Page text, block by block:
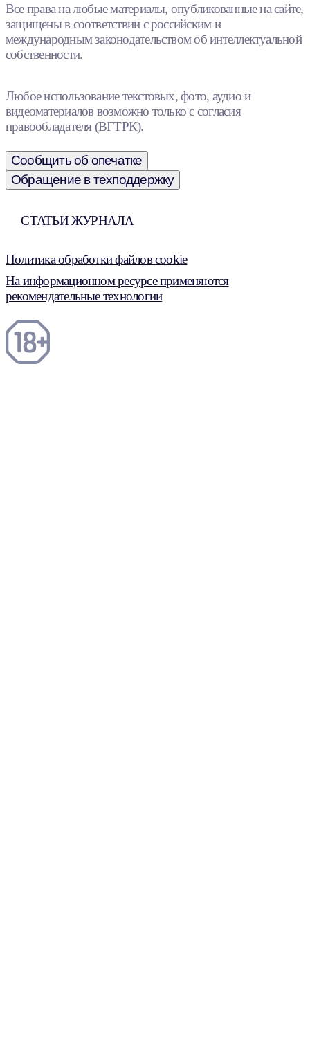
Все права на любые материалы, опубликованные на сайте,
защищены в соответствии с российским и
международным законодательством об интеллектуальной
собственности.
Любое использование текстовых, фото, аудио и
видеоматериалов возможно только с согласия
правообладателя (ВГТРК).
Сообщить об опечатке
Обращение в техподдержку
СТАТЬИ ЖУРНАЛА
Политика обработки файлов cookie
На информационном ресурсе применяются
рекомендательные технологии